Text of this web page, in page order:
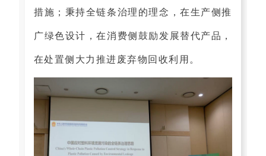
措施；秉持全链条治理的理念，在生产侧推
广绿色设计，在消费侧鼓励发展替代产品，
在处置侧大力推进废弃物回收利用。